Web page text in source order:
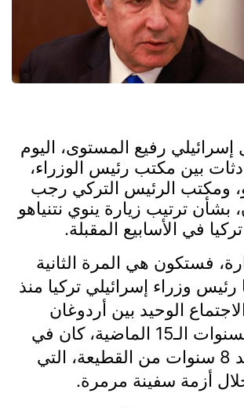
رفيع المستوى، اليوم
بين مكتب رئيس الوزراء،
ومكتب الرئيس التركي رجب
ترتيب زيارة ينوي نتنياهو
في الأسابيع المقبلة.
فستكون هي المرة الثانية
رئيس وزراء إسرائيلي تركيا منذ
والاجتماع الوحيد بين أردوغان
ونتنياهو في السنوات الـ15 الماضية، كان في
عام 2016، بعد 8 سنوات من القطيعة، التي
أزمة سفينة مرمرة.